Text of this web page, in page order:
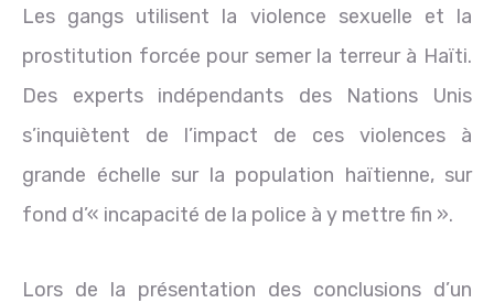
Les gangs utilisent la violence sexuelle et la
prostitution forcée pour semer la terreur à Haïti.
Des experts indépendants des Nations Unis
s’inquiètent de l’impact de ces violences à
grande échelle sur la population haïtienne, sur
fond d’« incapacité de la police à y mettre fin ».
Lors de la présentation des conclusions d’un